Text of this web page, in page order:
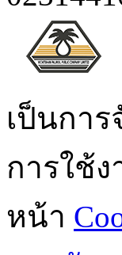
เป็นกา
การใช้
หน้า